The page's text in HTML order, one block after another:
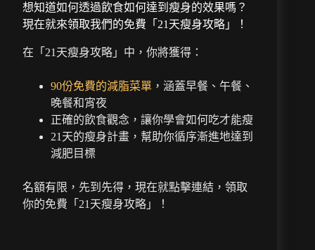
想知道如何透過飲食如何達到瘦身的效果嗎？
現在就來領取我們的免費「21天瘦身攻略」！
在「21天瘦身攻略」中，你將獲得：
90份免費的減脂菜單 ，涵蓋早餐、午餐、
晚餐和宵夜
正確的飲食觀念，讓你學會如何吃才能瘦
21天的瘦身計畫，幫助你循序漸進地達到
減肥目標
名額有限，先到先得，現在就點擊連結，領取
你的免費「21天瘦身攻略」！